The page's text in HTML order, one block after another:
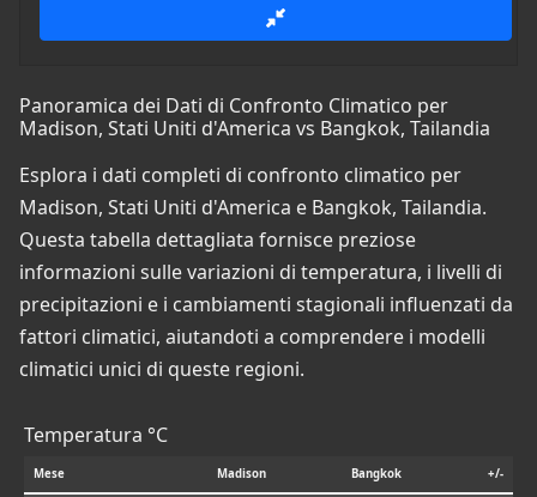
Panoramica dei Dati di Confronto Climatico per
Madison, Stati Uniti d'America vs Bangkok, Tailandia
Esplora i dati completi di confronto climatico per
Madison, Stati Uniti d'America e Bangkok, Tailandia.
Questa tabella dettagliata fornisce preziose
informazioni sulle variazioni di temperatura, i livelli di
precipitazioni e i cambiamenti stagionali influenzati da
fattori climatici, aiutandoti a comprendere i modelli
climatici unici di queste regioni.
Temperatura °C
Mese Madison Bangkok +/-